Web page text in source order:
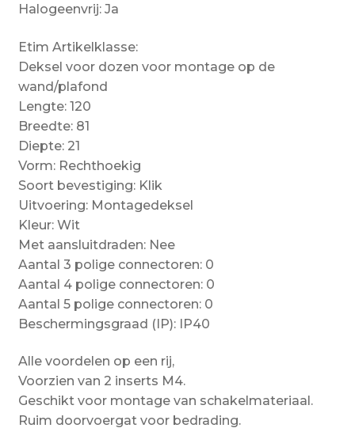
Halogeenvrij: Ja
Etim Artikelklasse:
Deksel voor dozen voor montage op de
wand/plafond
Lengte: 120
Breedte: 81
Diepte: 21
Vorm: Rechthoekig
Soort bevestiging: Klik
Uitvoering: Montagedeksel
Kleur: Wit
Met aansluitdraden: Nee
Aantal 3 polige connectoren: 0
Aantal 4 polige connectoren: 0
Aantal 5 polige connectoren: 0
Beschermingsgraad (IP): IP40
Alle voordelen op een rij,
Voorzien van 2 inserts M4.
Geschikt voor montage van schakelmateriaal.
Ruim doorvoergat voor bedrading.